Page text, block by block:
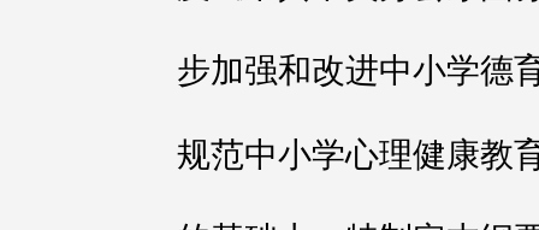
步加强和改进中小学德
规范中小学心理健康教